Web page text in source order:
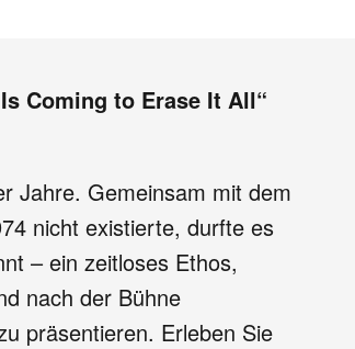
Coming to Erase It All“
Jahre. Gemeinsam mit dem
nicht existierte, durfte es
– ein zeitloses Ethos,
nach der Bühne
präsentieren. Erleben Sie